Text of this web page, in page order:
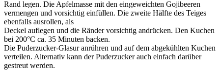
Rand legen. Die Apfelmasse mit den eingeweichten Gojibeeren
vermengen und vorsichtig einfüllen. Die zweite Hälfte des Teiges
ebenfalls ausrollen, als
Deckel auflegen und die Ränder vorsichtig andrücken. Den Kuchen
bei 200°C ca. 35 Minuten backen.
Die Puderzucker-Glasur anrühren und auf dem abgekühlten Kuchen
verteilen. Alternativ kann der Puderzucker auch einfach darüber
gestreut werden.